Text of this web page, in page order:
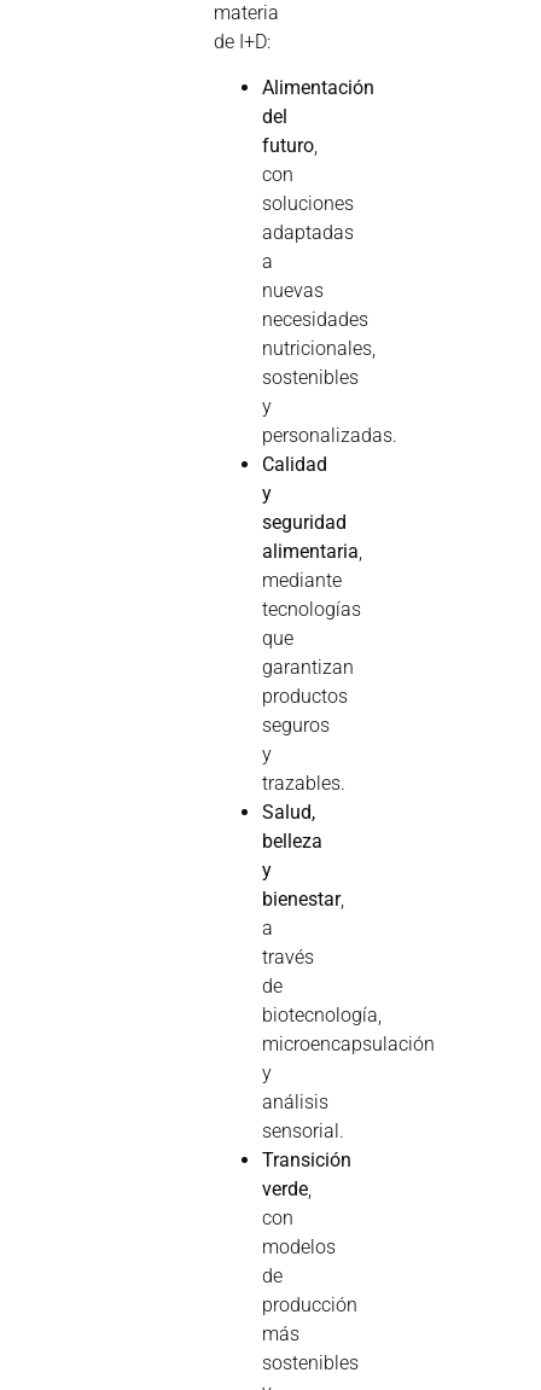
materia
de I+D:
Alimentación
del
futuro,
con
soluciones
adaptadas
a
nuevas
necesidades
nutricionales,
sostenibles
y
personalizadas.
Calidad
y
seguridad
alimentaria,
mediante
tecnologías
que
garantizan
productos
seguros
y
trazables.
Salud,
belleza
y
bienestar,
a
través
de
biotecnología,
microencapsulación
y
análisis
sensorial.
Transición
verde,
con
modelos
de
producción
más
sostenibles